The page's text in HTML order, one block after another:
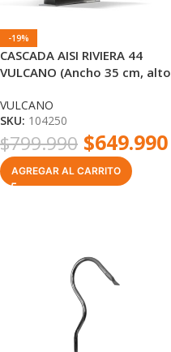
-19%
CASCADA AISI RIVIERA 44
VULCANO (Ancho 35 cm, alto
VULCANO
SKU: 104250
$799.990 $649.990
AGREGAR AL CARRITO